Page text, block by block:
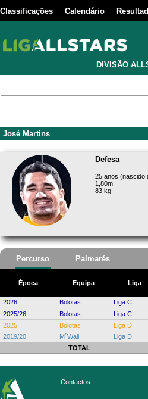
Classificações Calendário
DIVISÃO
José Martins
Defesa
25 anos (nascido
1,80m
83 kg
Percurso Palmarés
Época Equipa Liga
2026
Bolotas Liga C
2025/26
Bolotas Liga C
2025
Bolotas Liga D
2019/20
M´Wall Liga D
TOTAL
Contactos